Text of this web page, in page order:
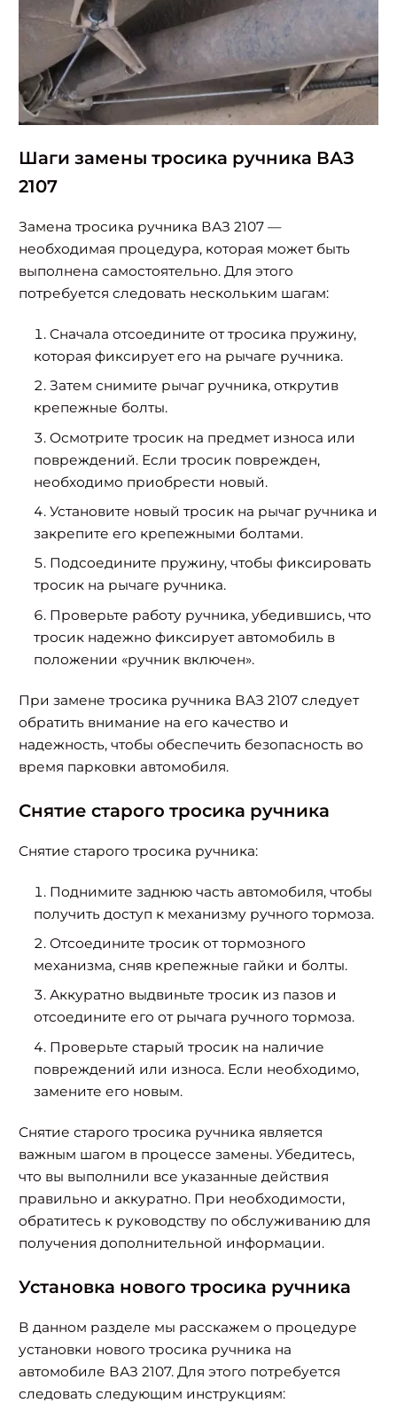
Шаги замены тросика ручника ВАЗ
2107
Замена тросика ручника ВАЗ 2107 —
необходимая процедура, которая может быть
выполнена самостоятельно. Для этого
потребуется следовать нескольким шагам:
Сначала отсоедините от тросика пружину,
которая фиксирует его на рычаге ручника.
Затем снимите рычаг ручника, открутив
крепежные болты.
Осмотрите тросик на предмет износа или
повреждений. Если тросик поврежден,
необходимо приобрести новый.
Установите новый тросик на рычаг ручника и
закрепите его крепежными болтами.
Подсоедините пружину, чтобы фиксировать
тросик на рычаге ручника.
Проверьте работу ручника, убедившись, что
тросик надежно фиксирует автомобиль в
положении «ручник включен».
При замене тросика ручника ВАЗ 2107 следует
обратить внимание на его качество и
надежность, чтобы обеспечить безопасность во
время парковки автомобиля.
Снятие старого тросика ручника
Снятие старого тросика ручника:
Поднимите заднюю часть автомобиля, чтобы
получить доступ к механизму ручного тормоза.
Отсоедините тросик от тормозного
механизма, сняв крепежные гайки и болты.
Аккуратно выдвиньте тросик из пазов и
отсоедините его от рычага ручного тормоза.
Проверьте старый тросик на наличие
повреждений или износа. Если необходимо,
замените его новым.
Снятие старого тросика ручника является
важным шагом в процессе замены. Убедитесь,
что вы выполнили все указанные действия
правильно и аккуратно. При необходимости,
обратитесь к руководству по обслуживанию для
получения дополнительной информации.
Установка нового тросика ручника
В данном разделе мы расскажем о процедуре
установки нового тросика ручника на
автомобиле ВАЗ 2107. Для этого потребуется
следовать следующим инструкциям: